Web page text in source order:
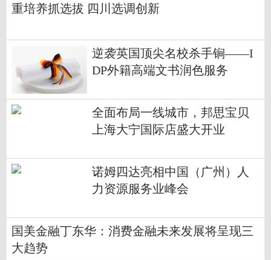
重培养抓选拔 四川选调创新
逆袭英国顶尖名校杀手锏——I
DP外籍高端文书润色服务
全面布局一线城市，邦思宝贝
上海大宁国际店盛大开业
诺姆四达亮相中国（广州）人
力资源服务业峰会
国美金融丁东华：消费金融未来发展将呈现三
大趋势